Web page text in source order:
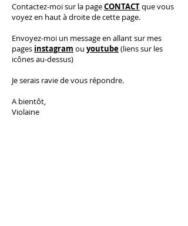
Contactez-moisur la pageCONTACTque vous
voyez en haut à droite de cette page.
​Envoyez-moi un message en allant sur mes
pages instagram ou youtube(liens sur les
icônes au-dessus)
Je serais ravie de vous répondre.
A bientôt,
Violaine